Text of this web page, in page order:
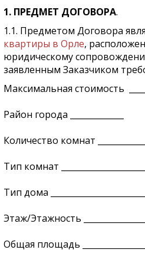
1. ПРЕДМЕТ ДОГОВОРА.
1.1. Предметом Договора
квартиры в Орле,
юридическому
заявленным Заказчиком
Максимальная стоимость
Район города _____________
Количество комнат
Тип комнат
Тип дома
Этаж/Этажность
Общая площадь